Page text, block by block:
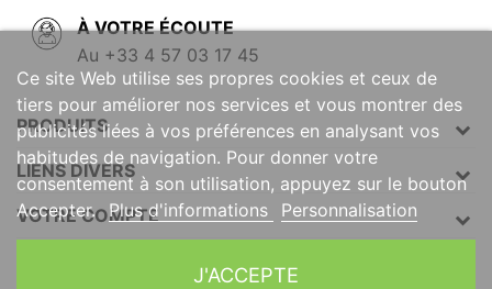
À VOTRE ÉCOUTE
Au +33 4 57 03 17 45
PRODUITS
LIENS DIVERS
VOTRE COMPTE
Ce site Web utilise ses propres cookies et ceux de
tiers pour améliorer nos services et vous montrer des
publicités liées à vos préférences en analysant vos
habitudes de navigation. Pour donner votre
consentement à son utilisation, appuyez sur le bouton
Accepter. Plus d'informations Personnalisation
J'ACCEPTE